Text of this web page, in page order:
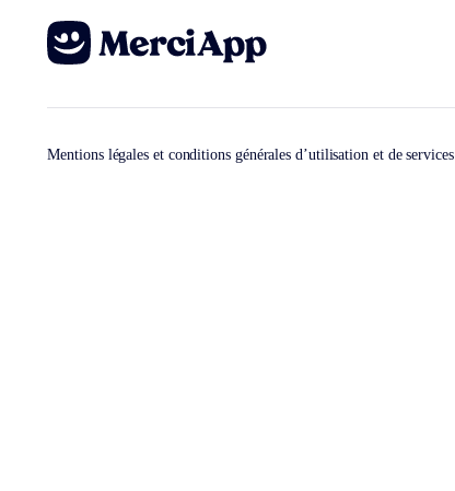
Mentions légales et conditions générales d’utilisation et de services